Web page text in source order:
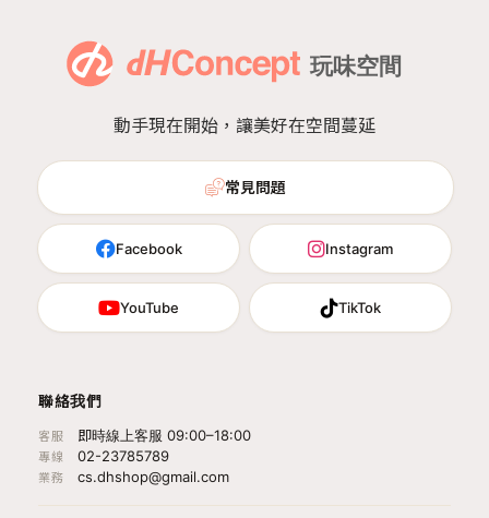
動手現在開始，讓美好在空間蔓延
常見問題
Facebook Instagram
YouTube TikTok
聯絡我們
客服 即時線上客服 09:00–18:00
專線 02-23785789
業務 cs.dhshop@gmail.com